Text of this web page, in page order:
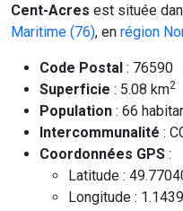
Cent-Acres est située
Maritime (76), en région
Code Postal : 76590
Superficie : 5.08 km2
Population : 66
Intercommunalité :
Coordonnées GPS :
Latitude :
Longitude :